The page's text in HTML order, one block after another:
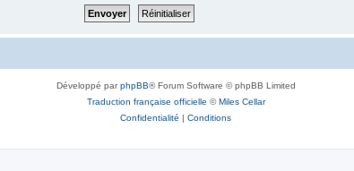
Développé parphpBB® Forum Software © phpBB Limited
Traduction française officielle ©Miles Cellar
Confidentialité | Conditions